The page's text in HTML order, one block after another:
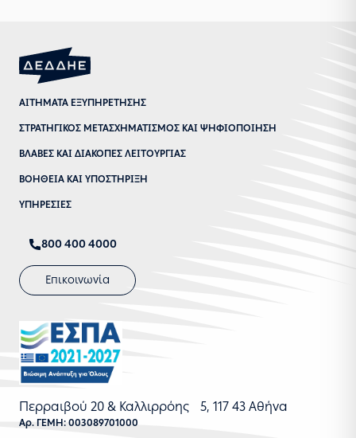
ΑΙΤΗΜΑΤΑ ΕΞΥΠΗΡΕΤΗΣΗΣ
ΣΤΡΑΤΗΓΙΚΟΣ ΜΕΤΑΣΧΗΜΑΤΙΣΜΟΣ ΚΑΙ ΨΗΦΙΟΠΟΙΗΣΗ
ΒΛΑΒΕΣ ΚΑΙ ΔΙΑΚΟΠΕΣ ΛΕΙΤΟΥΡΓΙΑΣ
ΒΟΗΘΕΙΑ ΚΑΙ ΥΠΟΣΤΗΡΙΞΗ
ΥΠΗΡΕΣΙΕΣ
800 400 4000
Επικοινωνία
Περραιβού 20 & Καλλιρρόης 5, 117 43 Αθήνα
Αρ. ΓΕΜΗ: 003089701000